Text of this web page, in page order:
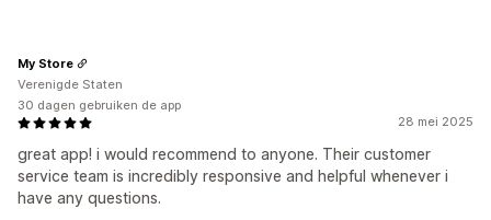
28 mei 2025
great app! i would recommend to anyone. Their customer
service team is incredibly responsive and helpful whenever i
have any questions.
My Store
Verenigde Staten
30 dagen gebruiken de app